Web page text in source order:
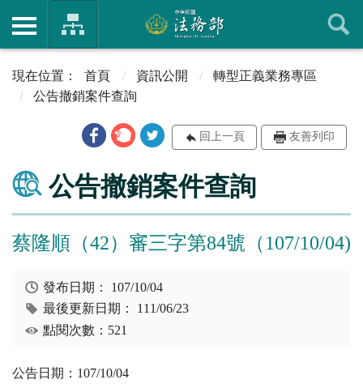
首頁 資訊公開
轉型正義業務專區
公告撤銷案件查詢
回上一頁 友善列印
公告撤銷案件查詢
蔡隆順（42）審三字第84號（107/10/04)
發布日期： 107/10/04
最後更新日期： 111/06/23
點閱次數：521
公告日期：107/10/04